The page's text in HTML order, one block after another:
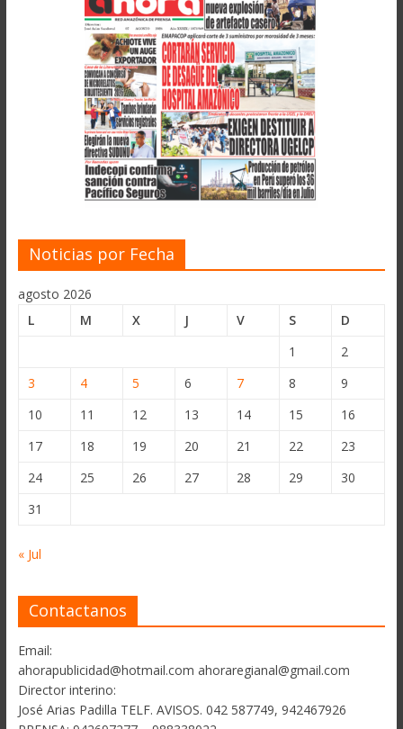
Noticias por Fecha
agosto 2026
L
M X J V S
D
1
2
3
4 5 6 7 8
9
10
11 12 13 14 15
16
17
18 19 20 21 22
23
24
25 26 27 28 29
30
31
« Jul
Contactanos
Email:
ahorapublicidad@hotmail.com ahoraregianal@gmail.com
Director interino:
José Arias Padilla TELF. AVISOS. 042 587749, 942467926